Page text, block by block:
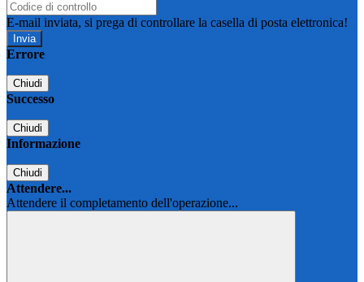
E-mail inviata, si prega di controllare la casella di posta elettronica!
Errore
Chiudi
Successo
Chiudi
Informazione
Chiudi
Attendere...
Attendere il completamento dell'operazione...